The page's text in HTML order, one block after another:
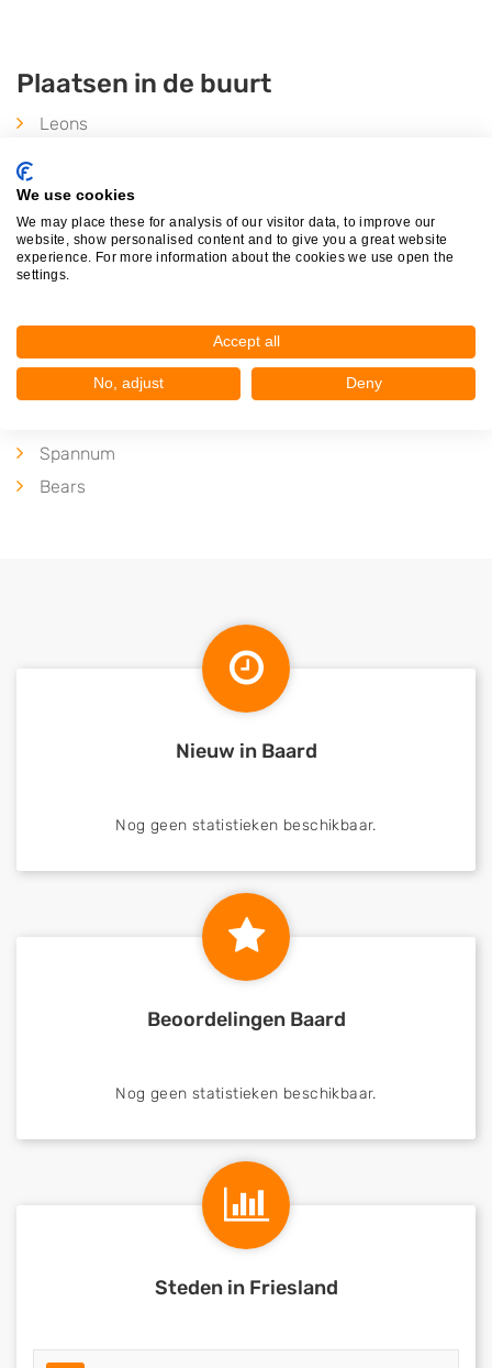
Plaatsen in de buurt
Leons
Húns
Jorwert
Britswert
Mantgum
Hilaard
Wiuwert
Hinnaard
Spannum
Bears
Nieuw in Baard
Nog geen statistieken beschikbaar.
Beoordelingen Baard
Nog geen statistieken beschikbaar.
Steden in Friesland
We use cookies
We may place these for analysis of our visitor data, to improve our
website, show personalised content and to give you a great website
experience. For more information about the cookies we use open the
settings.
Accept all
No, adjust Deny